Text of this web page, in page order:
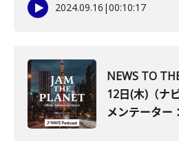
2024.09.16 |00:10:17
NEWS TO
12日(木)（ナ
メンテーター